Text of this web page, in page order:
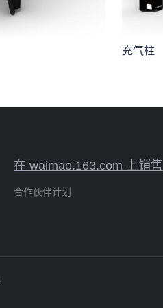
充气柱
在 waimao.163.com 上销售
合作伙伴计划